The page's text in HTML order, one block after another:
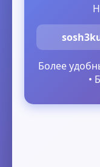
Более
•